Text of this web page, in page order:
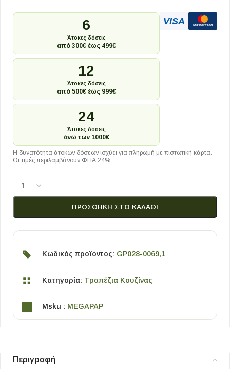
6
Άτοκες δόσεις
από 300€ έως 499€
12
Άτοκες δόσεις
από 500€ έως 999€
24
Άτοκες δόσεις
άνω των 1000€
VISA Mastercard
Η δυνατότητα άτοκων δόσεων ισχύει για πληρωμή με πιστωτική κάρτα.
Οι τιμές περιλαμβάνουν ΦΠΑ 24%.
ΠΡΟΣΘΉΚΗ ΣΤΟ ΚΑΛΆΘΙ
Κωδικός προϊόντος: GP028-0069,1
Κατηγορία: Τραπέζια Κουζίνας
Msku : MEGAPAP
Περιγραφή